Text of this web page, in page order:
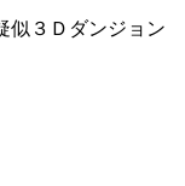
似３Ｄダンジョン